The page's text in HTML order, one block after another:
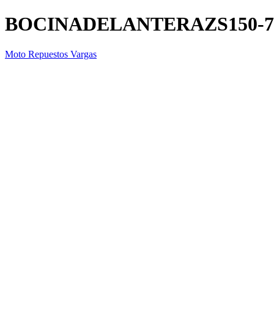
BOCINADELANTERAZS150-
Moto Repuestos Vargas